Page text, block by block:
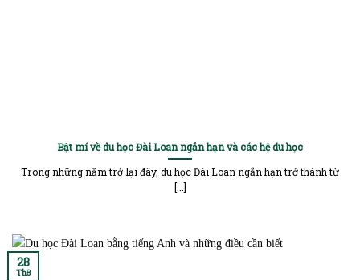
Bật mí về du học Đài Loan ngắn hạn và các hệ du học
Trong những năm trở lại đây, du học Đài Loan ngắn hạn trở thành từ
[...]
28
Th8